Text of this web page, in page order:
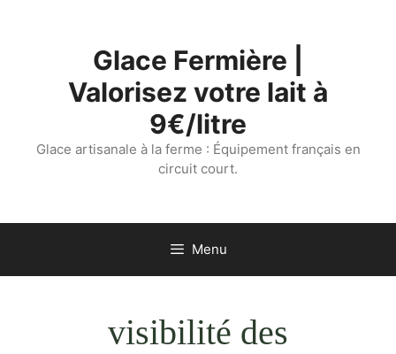
Glace Fermière |
Valorisez votre lait à
9€/litre
Glace artisanale à la ferme : Équipement français en
circuit court.
Menu
visibilité des